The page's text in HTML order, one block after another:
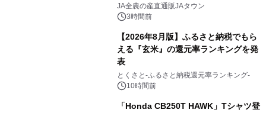
販売！～毎月１０日の定例企画～
JA全農の産直通販JAタウン
3時間前
【2026年8月版】ふるさと納税でもら
える『玄米』の還元率ランキングを発
表
とくさと-ふるさと納税還元率ランキング-
10時間前
「Honda CB250T HAWK」Tシャツ登